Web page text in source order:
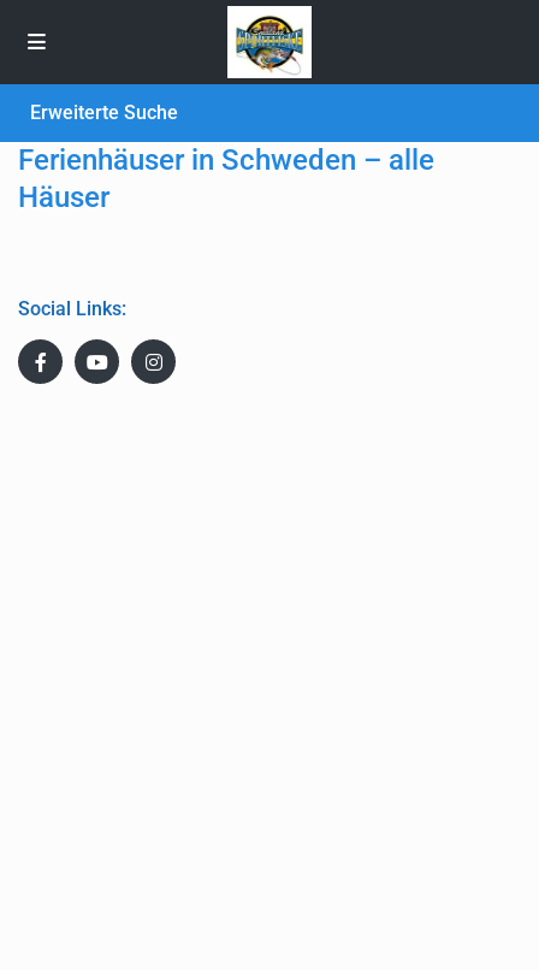
Erweiterte Suche
Ferienhäuser in Schweden – alle
Häuser
Social Links: